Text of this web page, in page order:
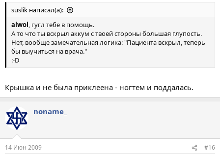
suslik написал(а):
alwol, гугл тебе в помощь.
А то что ты вскрыл аккум с твоей стороны большая глупость.
Нет, вообще замечательная логика: "Пациента вскрыл, теперь
бы выучиться на врача."
:-D
Крышка и не была приклеена - ногтем и поддалась.
noname_
14 Июн 2009 #16